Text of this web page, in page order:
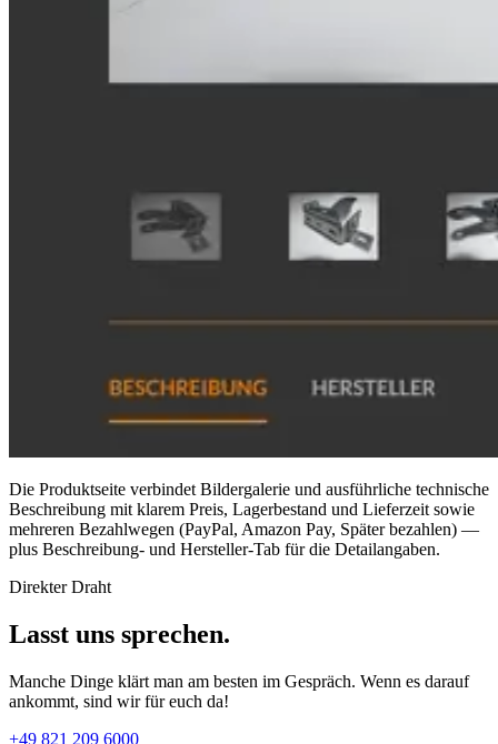
Die Produktseite verbindet Bildergalerie und ausführliche technische
Beschreibung mit klarem Preis, Lagerbestand und Lieferzeit sowie
mehreren Bezahlwegen (PayPal, Amazon Pay, Später bezahlen) —
plus Beschreibung- und Hersteller-Tab für die Detailangaben.
Direkter Draht
Lasst uns sprechen.
Manche Dinge klärt man am besten im Gespräch. Wenn es darauf
ankommt, sind wir für euch da!
+49 821 209 6000